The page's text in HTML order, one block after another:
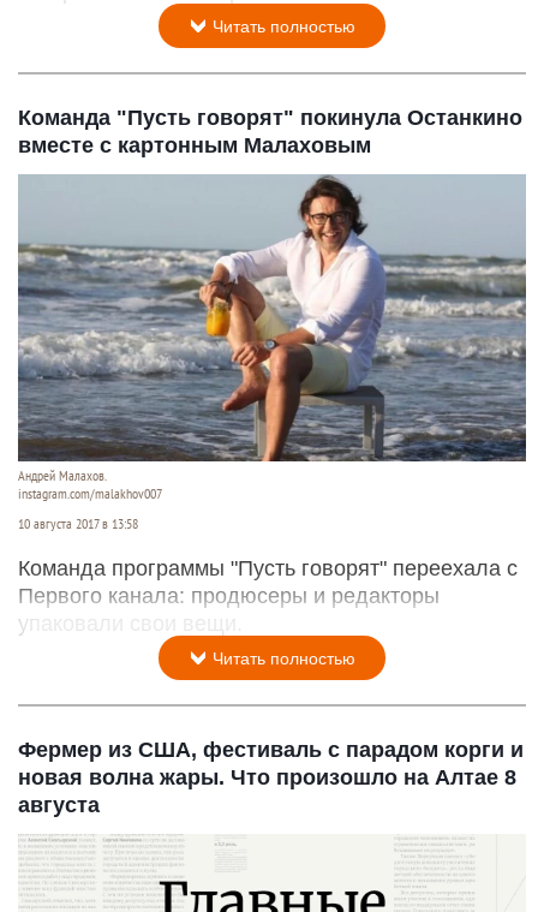
Читать полностью
Команда "Пусть говорят" покинула Останкино
вместе с картонным Малаховым
Андрей Малахов.
instagram.com/malakhov007
10 августа 2017 в 13:58
Команда программы "Пусть говорят" переехала с
Первого канала: продюсеры и редакторы
упаковали свои вещи.
Читать полностью
Фермер из США, фестиваль с парадом корги и
новая волна жары. Что произошло на Алтае 8
августа